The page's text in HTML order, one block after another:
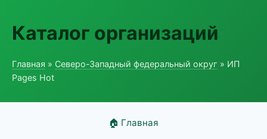
Каталог организаций
Главная » Северо-Западный федеральный округ » ИП
Pages Hot
🏠 Главная